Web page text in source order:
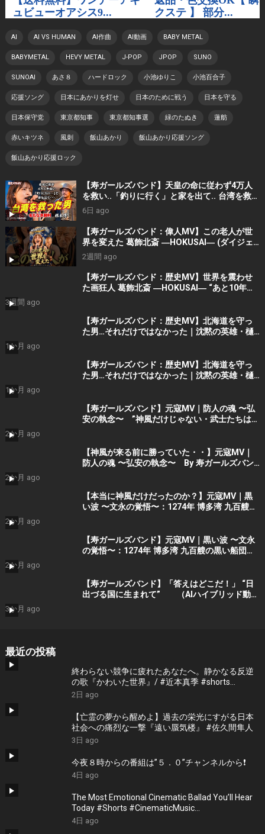
AI AI VS HUMAN AI作曲 AI動画 BABY METAL
BABYMETAL HEVY METAL J-POP JPOP SUNO
SUNOAI あさ８ ハードロック 小池ゆりこ 小池百合子
応援ソング 日本にあかりを灯せ 日本のために戦う 日本を守る
日本保守党 東京都知事 東京都知事選 緑のたぬき 蓮舫
赤いキツネ 風刺 飯山あかり 飯山あかり応援ソング
飯山あかり応援ロック
【寿ガールズバンド】天皇の命に従わず4万人
を救い..「釣りに行く」と家を出て.. 台湾を救っ
た男｜根本博『名もなき勝利』 by 寿STUDIO
6日 ago
【寿ガールズバンド：偉人MV】この老人が世
界を変えた 葛飾北斎 ―HOKUSAI― (ダイジェ
スト）By 寿STUDIO
2週間 ago
【寿ガールズバンド：歴史MV】世界を震わせ
た画狂人 葛飾北斎 ―HOKUSAI― “あと10年く
3週間 ago
【寿ガールズバンド：歴史MV】北海道を守っ
た男…それだけではなかった｜沈黙の英雄・樋
1か月 ago
【寿ガールズバンド：歴史MV】北海道を守っ
た男…それだけではなかった｜沈黙の英雄・樋
1か月 ago
【寿ガールズバンド】元寇MV｜防人の魂 〜弘
安の執念〜 ”神風だけじゃない・武士たちはも
2か月 ago
【神風が来る前に勝っていた・・】元寇MV｜
防人の魂 〜弘安の執念〜 By 寿ガールズバン
2か月 ago
【本当に神風だけだったのか？】元寇MV｜黒
い波 〜文永の覚悟〜：1274年 博多湾 九百艘の
2か月 ago
【寿ガールズバンド】元寇MV｜黒い波 〜文永
の覚悟〜：1274年 博多湾 九百艘の黒い船団に
2か月 ago
【寿ガールズバンド】「答えはどこだ！」 “日
出づる国に生まれて” （AIハイブリッド動
3か月 ago
最近の投稿
終わらない競争に疲れたあなたへ。静かなる反逆
の歌『かわいた世界』/ #近本真季 #shorts
#music
2日 ago
【亡霊の夢から醒めよ】過去の栄光にすがる日本
社会への痛烈な一撃『遠い蜃気楼』 #佐久間隼人
3日 ago
今夜８時からの番組は”５．０”チャンネルから❗️
4日 ago
The Most Emotional Cinematic Ballad You’ll Hear
Today #Shorts #CinematicMusic
#EmotionalVibes #Piano
4日 ago